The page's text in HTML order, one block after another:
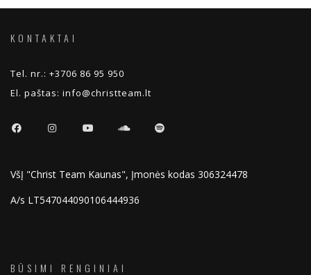
KONTAKTAI
Tel. nr.: +3706 86 95 950
El. paštas: info@christteam.lt
VšĮ "Christ Team Kaunas", Įmonės kodas 306324478
A/s LT547044090106444936
BŪSIMI RENGINIAI